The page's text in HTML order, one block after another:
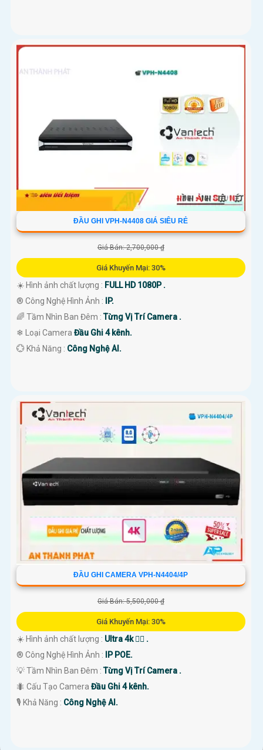
ĐẦU GHI VPH-N4408 GIÁ SIÊU RẺ
Giá Bán: 2,700,000 ₫
Giá Khuyến Mại: 30%
☀️ Hình ảnh chất lượng : FULL HD 1080P .
®️ Công Nghệ Hình Ảnh :
IP.
🌈 Tầm Nhìn Ban Đêm :Từng Vị Trí Camera .
❄ Loại Camera Đầu Ghi 4 kênh.
️💮 Khả Năng : Công Nghệ AI.
ĐẦU GHI CAMERA VPH-N4404/4P
Giá Bán: 5,500,000 ₫
Giá Khuyến Mại: 30%
☀️ Hình ảnh chất lượng : Ultra 4k 👍🏾 .
®️ Công Nghệ Hình Ảnh :
IP POE.
💡 Tầm Nhìn Ban Đêm :Từng Vị Trí Camera .
🐜 Cấu Tạo Camera Đầu Ghi 4 kênh.
️🎙 Khả Năng : Công Nghệ AI.